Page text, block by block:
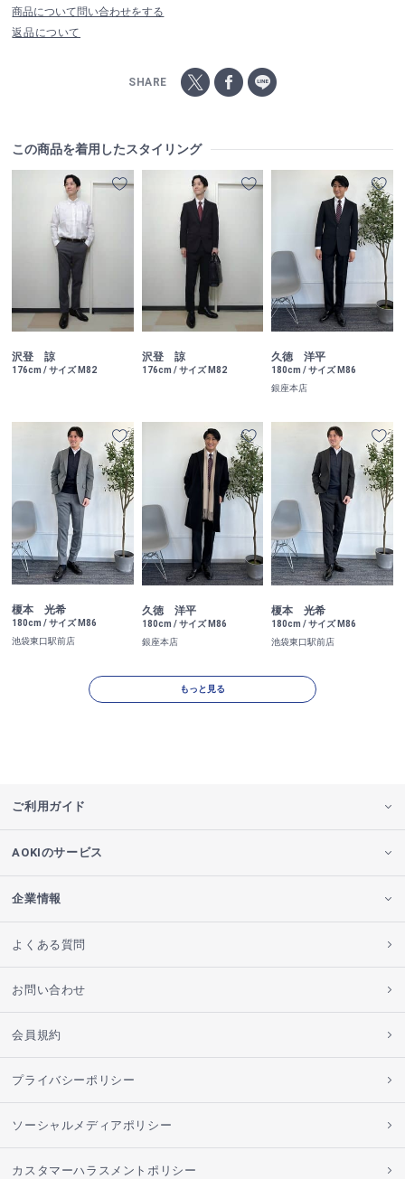
商品について問い合わせをする
返品について
SHARE
この商品を着用したスタイリング
沢登 諒
176cm / サイズ M82
沢登 諒
176cm / サイズ M82
久徳 洋平
180cm / サイズ M86
銀座本店
榎本 光希
180cm / サイズ M86
池袋東口駅前店
久徳 洋平
180cm / サイズ M86
銀座本店
榎本 光希
180cm / サイズ M86
池袋東口駅前店
もっと見る
ご利用ガイド
AOKIのサービス
企業情報
よくある質問
お問い合わせ
会員規約
プライバシーポリシー
ソーシャルメディアポリシー
カスタマーハラスメントポリシー